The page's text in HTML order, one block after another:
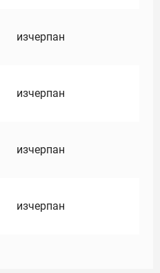
изчерпан
изчерпан
изчерпан
изчерпан